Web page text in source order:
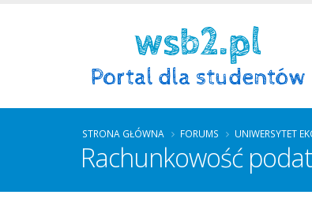
STRONA GŁÓWNA FORUMS UNIWERSYTET
Rachunkowość